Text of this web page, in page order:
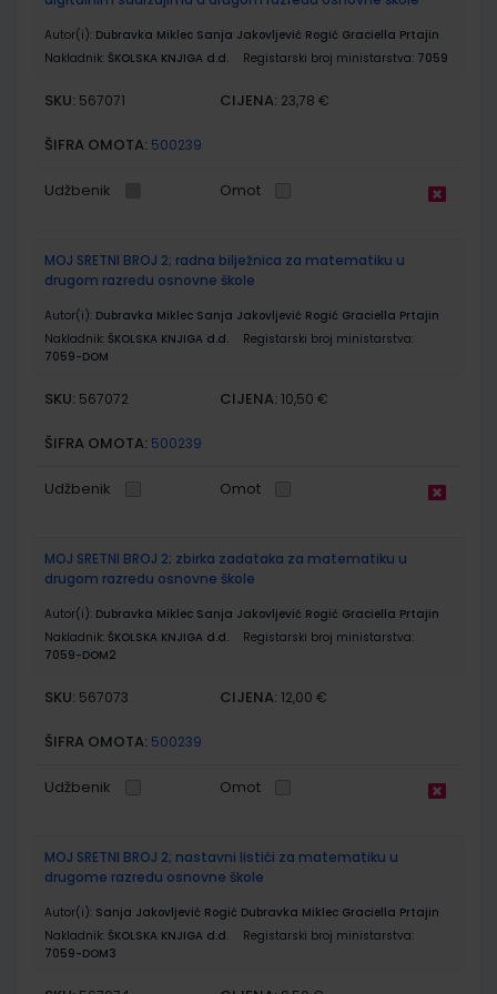
Autor(i): Dubravka Miklec Sanja Jakovljević Rogić Graciella Prtajin
Nakladnik: ŠKOLSKA KNJIGA d.d. Registarski broj ministarstva: 7059
SKU: 567071 CIJENA: 23,78 €
ŠIFRA OMOTA: 500239
Udžbenik Omot
MOJ SRETNI BROJ 2; radna bilježnica za matematiku u
drugom razredu osnovne škole
Autor(i): Dubravka Miklec Sanja Jakovljević Rogić Graciella Prtajin
Nakladnik: ŠKOLSKA KNJIGA d.d.
Registarski broj ministarstva:
7059-DOM
SKU: 567072 CIJENA: 10,50 €
ŠIFRA OMOTA: 500239
Udžbenik Omot
MOJ SRETNI BROJ 2; zbirka zadataka za matematiku u
drugom razredu osnovne škole
Autor(i): Dubravka Miklec Sanja Jakovljević Rogić Graciella Prtajin
Nakladnik: ŠKOLSKA KNJIGA d.d.
Registarski broj ministarstva:
7059-DOM2
SKU: 567073 CIJENA: 12,00 €
ŠIFRA OMOTA: 500239
Udžbenik Omot
MOJ SRETNI BROJ 2; nastavni listići za matematiku u
drugome razredu osnovne škole
Autor(i): Sanja Jakovljević Rogić Dubravka Miklec Graciella Prtajin
Nakladnik: ŠKOLSKA KNJIGA d.d.
Registarski broj ministarstva:
7059-DOM3